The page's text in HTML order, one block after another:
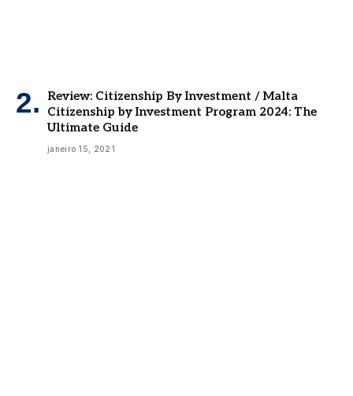
Review: Citizenship By Investment / Malta
Citizenship by Investment Program 2024: The
Ultimate Guide
janeiro 15, 2021